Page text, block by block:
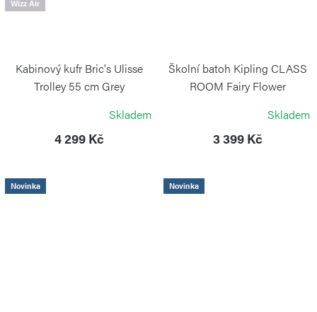
Wizz Air
Kabinový kufr Bric's Ulisse
Trolley 55 cm Grey
Skladem
4 299 Kč
Školní batoh Kipling CLASS
ROOM Fairy Flower
Skladem
3 399 Kč
Novinka Novinka